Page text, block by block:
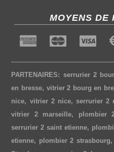
MOYENS DE
PARTENAIRES: serrurier 2
en bresse, vitrier 2 bourg en
nice, vitrier 2 nice, serrurier 2
vitrier 2 marseille, plombier
serrurier 2 saint etienne,
etienne, plombier 2 strasbourg,